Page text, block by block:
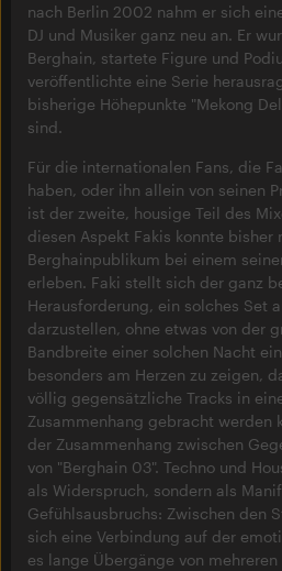
nach Berlin 2002 nahm er sich
DJ und Musiker ganz neu an. Er
Berghain, startete Figure und
veröffentlichte eine Serie
bisherige Höhepunkte "Mekong
sind.
Für die internationalen Fans, die
haben, oder ihn allein von seinen
ist der zweite, housige Teil des
diesen Aspekt Fakis konnte bisher
Berghainpublikum bei einem
erleben. Faki stellt sich der ganz
Herausforderung, ein solches Set
darzustellen, ohne etwas von der
Bandbreite einer solchen Nacht
besonders am Herzen zu zeigen,
völlig gegensätzliche Tracks in
Zusammenhang gebracht werden
der Zusammenhang zwischen
von "Berghain 03". Techno und
als Widerspruch, sondern als
Gefühlsausbruchs: Zwischen den
sich eine Verbindung auf der
es lange Übergänge von